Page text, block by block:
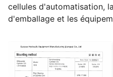
cellules d'automatisation,
d'emballage et les